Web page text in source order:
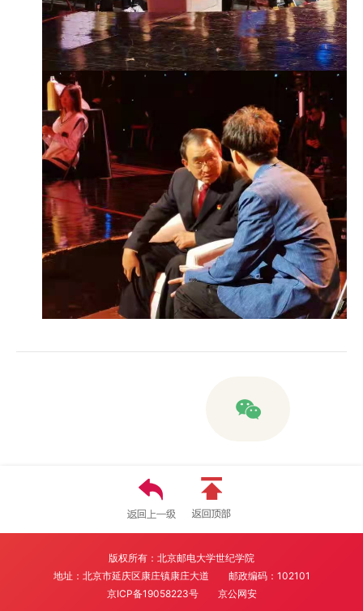
版权所有：北京邮电大学世纪学院
地址：北京市延庆区康庄镇康庄大道
邮政编码：102101
京ICP备19058223号
京公网安